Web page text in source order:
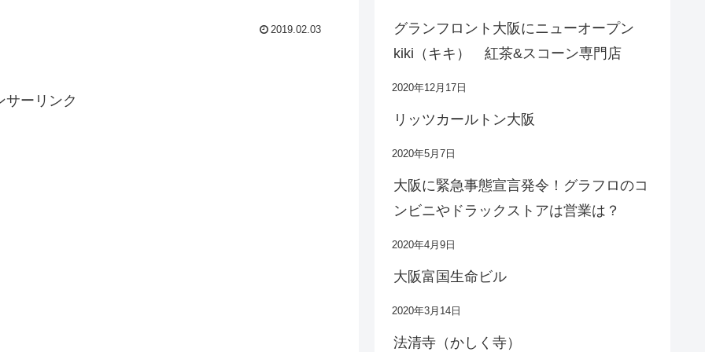
2019.02.03
サーリンク
グランフロント大阪にニューオープン
kiki（キキ） 紅茶&スコーン専門店
2020年12月17日
リッツカールトン大阪
2020年5月7日
大阪に緊急事態宣言発令！グラフロのコ
ンビニやドラックストアは営業は？
2020年4月9日
大阪富国生命ビル
2020年3月14日
法清寺（かしく寺）